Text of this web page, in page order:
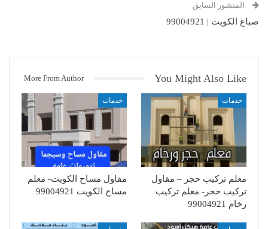
المنشور السابق
صباغ الكويت | 99004921
You Might Also Like
More From Author
خدمات
معلم تركيب حجر – مقاول
تركيب حجر- معلم تركيب
رخام 99004921
خدمات
مقاول مساح الكويت- معلم
مساح الكويت 99004921